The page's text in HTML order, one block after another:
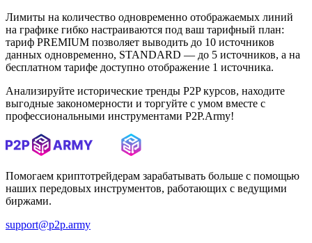
Лимиты на количество одновременно отображаемых линий
на графике гибко настраиваются под ваш тарифный план:
тариф PREMIUM позволяет выводить до 10 источников
данных одновременно, STANDARD — до 5 источников, а на
бесплатном тарифе доступно отображение 1 источника.
Анализируйте исторические тренды P2P курсов, находите
выгодные закономерности и торгуйте с умом вместе с
профессиональными инструментами P2P.Army!
Помогаем криптотрейдерам зарабатывать больше с помощью
наших передовых инструментов, работающих с ведущими
биржами.
support@p2p.army